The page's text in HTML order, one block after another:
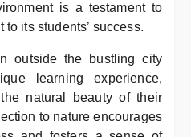
is a testament to
to its students’ success.
outside the bustling city
learning experience,
natural beauty of their
to nature encourages